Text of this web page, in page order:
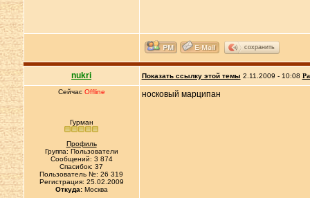
сохранить
nukri Показать ссылку этой темы 2.11.2009 - 10:08
Сейчас Offline
Гурман
Профиль
Группа: Пользователи
Сообщений: 3 874
Спасибок: 37
Пользователь №: 26 319
Регистрация: 25.02.2009
Откуда:Москва
носковый марципан